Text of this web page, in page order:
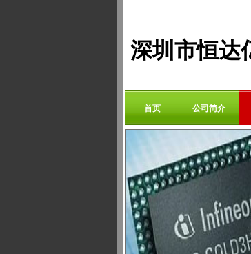
深圳市恒达
首页 公司简介